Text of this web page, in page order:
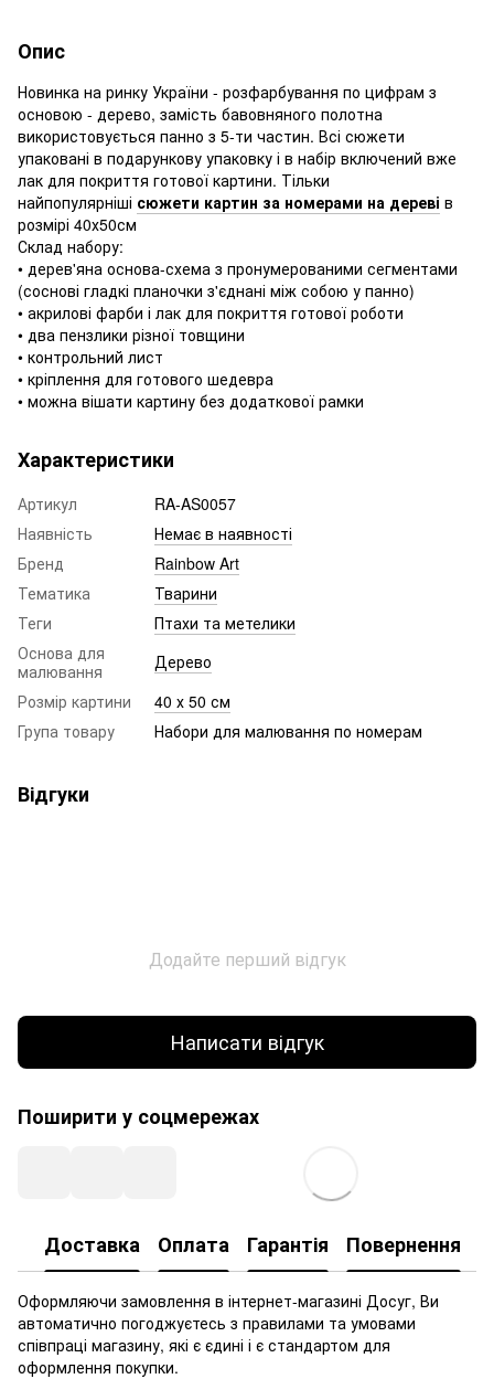
Опис
Новинка на ринку України - розфарбування по цифрам з
основою - дерево, замість бавовняного полотна
використовується панно з 5-ти частин. Всі сюжети
упаковані в подарункову упаковку і в набір включений вже
лак для покриття готової картини. Тільки
найпопулярніші сюжети картин за номерами на дереві в
розмірі 40х50см
Склад набору:
• дерев'яна основа-схема з пронумерованими сегментами
(соснові гладкі планочки з'єднані між собою у панно)
• акрилові фарби і лак для покриття готової роботи
• два пензлики різної товщини
• контрольний лист
• кріплення для готового шедевра
• можна вішати картину без додаткової рамки
Характеристики
Артикул
RA-AS0057
Наявність
Немає в наявності
Бренд
Rainbow Art
Тематика
Тварини
Теги
Птахи та метелики
Основа для
малювання
Дерево
Розмір картини
40 х 50 см
Група товару
Набори для малювання по номерам
Відгуки
Додайте перший відгук
Написати відгук
Поширити у соцмережах
Доставка Оплата Гарантія Повернення
Оформляючи замовлення в інтернет-магазині Досуг, Ви
автоматично погоджуєтесь з правилами та умовами
співпраці магазину, які є єдині і є стандартом для
оформлення покупки.